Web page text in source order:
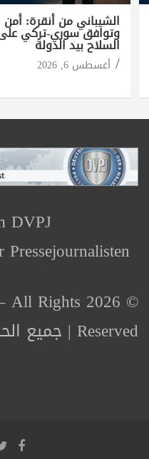
الشيباني من أنقرة: أمن
وتوافق سوري-تركي
السلاح بيد الدولة
أغسطس 6, 2026
DVPJ
– All Rights
Reserved | جميع الحقوق محفوظة